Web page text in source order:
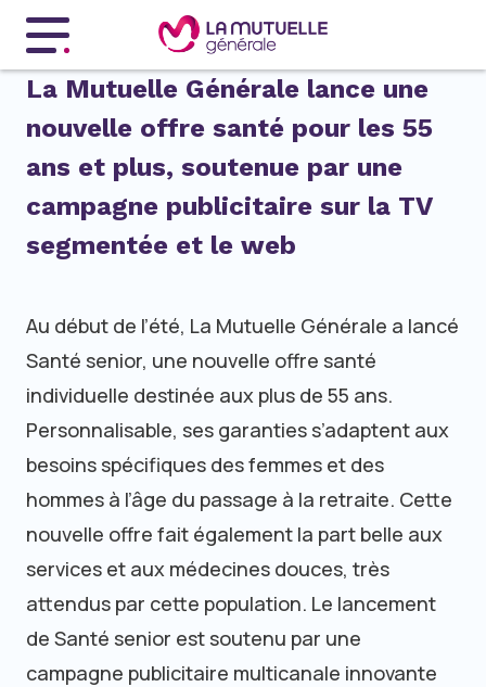
Menu principal
La Mutuelle Générale lance une
nouvelle offre santé pour les 55
ans et plus, soutenue par une
campagne publicitaire sur la TV
segmentée et le web
Au début de l’été, La Mutuelle Générale a lancé
Santé senior, une nouvelle offre santé
individuelle destinée aux plus de 55 ans.
Personnalisable, ses garanties s’adaptent aux
besoins spécifiques des femmes et des
hommes à l’âge du passage à la retraite. Cette
nouvelle offre fait également la part belle aux
services et aux médecines douces, très
attendus par cette population. Le lancement
de Santé senior est soutenu par une
campagne publicitaire multicanale innovante